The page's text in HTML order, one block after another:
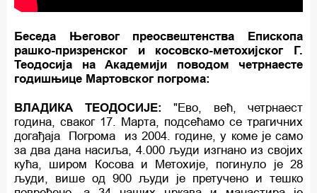
Беседа Његовог преосвештенства Епископа
рашко-призренског и косовско-метохијског Г.
Теодосија на Академији поводом четрнаесте
годишњице Мартовског погрома:
ВЛАДИКА ТЕОДОСИЈЕ: "Ево, већ, четрнаест
година, сваког 17. Марта, подсећамо се трагичних
догађаја Погрома из 2004. године, у коме је само
за два дана насиља, 4.000 људи изгнано из својих
кућа, широм Косова и Метохије, погинуло је 28
људи, више од 900 људи је претучено и тешко